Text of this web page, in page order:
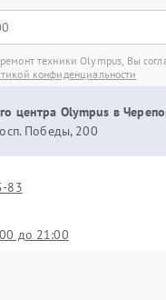
техники Olympus, Вы
конфиденциальности
центра Olympus в
Победы, 200
83
до 21:00